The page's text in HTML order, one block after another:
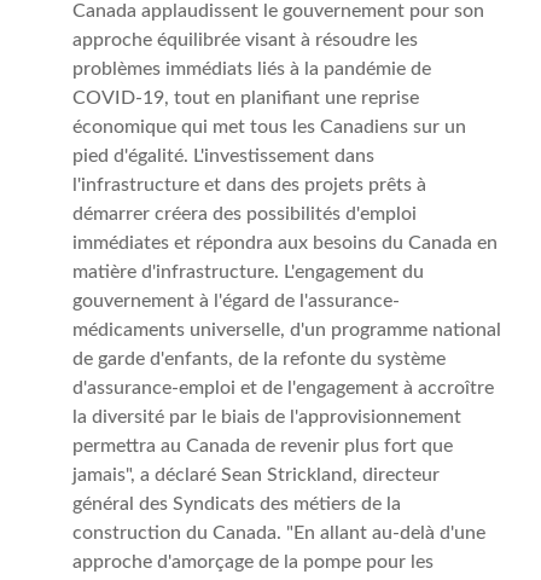
Canada applaudissent le gouvernement pour son
approche équilibrée visant à résoudre les
problèmes immédiats liés à la pandémie de
COVID-19, tout en planifiant une reprise
économique qui met tous les Canadiens sur un
pied d'égalité. L'investissement dans
l'infrastructure et dans des projets prêts à
démarrer créera des possibilités d'emploi
immédiates et répondra aux besoins du Canada en
matière d'infrastructure. L'engagement du
gouvernement à l'égard de l'assurance-
médicaments universelle, d'un programme national
de garde d'enfants, de la refonte du système
d'assurance-emploi et de l'engagement à accroître
la diversité par le biais de l'approvisionnement
permettra au Canada de revenir plus fort que
jamais", a déclaré Sean Strickland, directeur
général des Syndicats des métiers de la
construction du Canada. "En allant au-delà d'une
approche d'amorçage de la pompe pour les